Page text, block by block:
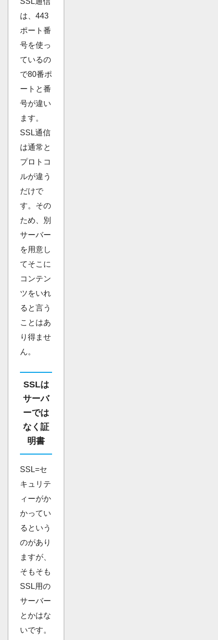
は、443
ポート番
号を使っ
ているの
で80番ポ
ートと番
号が違い
ます。
SSL通信
は通常と
プロトコ
ルが違う
だけで
す。その
ため、別
サーバー
を用意し
てそこに
コンテン
ツをいれ
ると言う
ことはあ
り得ませ
ん。
SSLは
サーバ
ーでは
なく証
明書
SSL=セ
キュリテ
ィーがか
かってい
るという
のがあり
ますが、
そもそも
SSL用の
サーバー
とかはな
いです。